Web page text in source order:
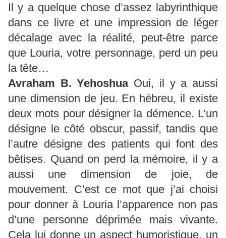
Il y a quelque chose d’assez labyrinthique
dans ce livre et une impression de léger
décalage avec la réalité, peut-être parce
que Louria, votre personnage, perd un peu
la tête…
Avraham B. Yehoshua Oui, il y a aussi
une dimension de jeu. En hébreu, il existe
deux mots pour désigner la démence. L’un
désigne le côté obscur, passif, tandis que
l’autre désigne des patients qui font des
bêtises. Quand on perd la mémoire, il y a
aussi une dimension de joie, de
mouvement. C’est ce mot que j’ai choisi
pour donner à Louria l’apparence non pas
d’une personne déprimée mais vivante.
Cela lui donne un aspect humoristique, un